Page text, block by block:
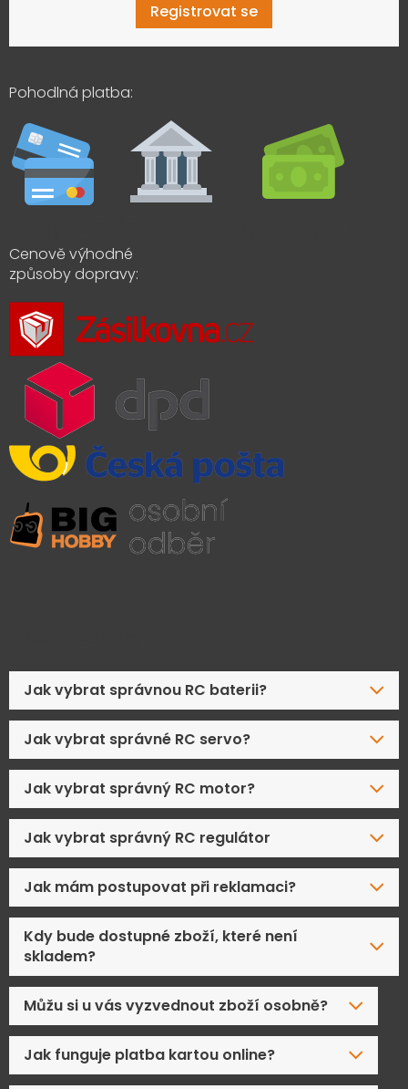
Registrovat se
Pohodlná platba:
Cenově výhodné
způsoby dopravy:
Jak vybrat správnou RC baterii?
Jak vybrat správné RC servo?
Jak vybrat správný RC motor?
Jak vybrat správný RC regulátor
Jak mám postupovat při reklamaci?
Kdy bude dostupné zboží, které není
skladem?
Můžu si u vás vyzvednout zboží osobně?
Jak funguje platba kartou online?